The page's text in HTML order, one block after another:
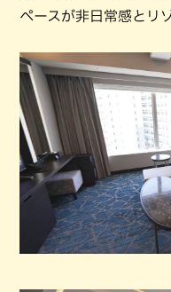
ペースが非日常感とリ